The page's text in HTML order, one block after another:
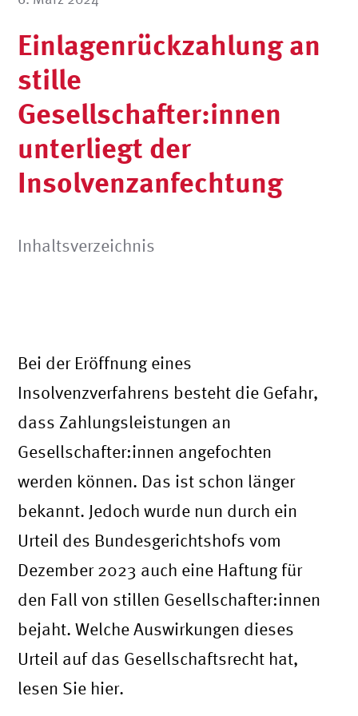
Einlagenrückzahlung an
stille
Gesellschafter:innen
unterliegt der
Insolvenzanfechtung
Inhaltsverzeichnis
Bei der Eröffnung eines
Insolvenzverfahrens besteht die Gefahr,
dass Zahlungsleistungen an
Gesellschafter:innen angefochten
werden können. Das ist schon länger
bekannt. Jedoch wurde nun durch ein
Urteil des Bundesgerichtshofs vom
Dezember 2023 auch eine Haftung für
den Fall von stillen Gesellschafter:innen
bejaht. Welche Auswirkungen dieses
Urteil auf das Gesellschaftsrecht hat,
lesen Sie hier.